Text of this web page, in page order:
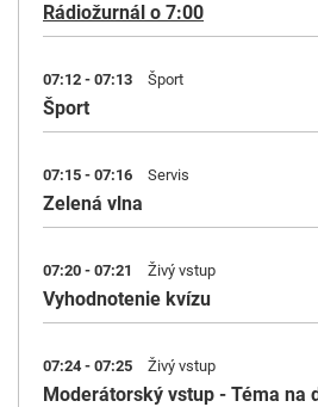
Rádiožurnál o 7:00
07:12 - 07:13 Šport
Šport
07:15 - 07:16 Servis
Zelená vlna
07:20 - 07:21 Živý vstup
Vyhodnotenie kvízu
07:24 - 07:25 Živý vstup
Moderátorský vstup - Téma na